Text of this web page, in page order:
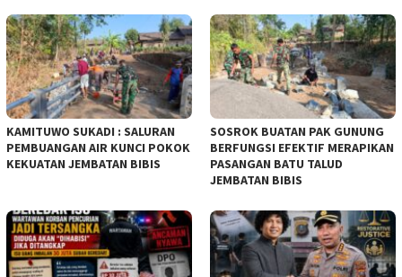
KAMITUWO SUKADI : SALURAN
PEMBUANGAN AIR KUNCI POKOK
KEKUATAN JEMBATAN BIBIS
SOSROK BUATAN PAK GUNUNG
BERFUNGSI EFEKTIF MERAPIKAN
PASANGAN BATU TALUD
JEMBATAN BIBIS